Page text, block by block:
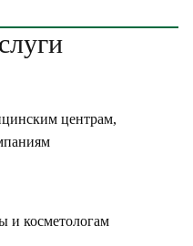
центрам,
и косметологам